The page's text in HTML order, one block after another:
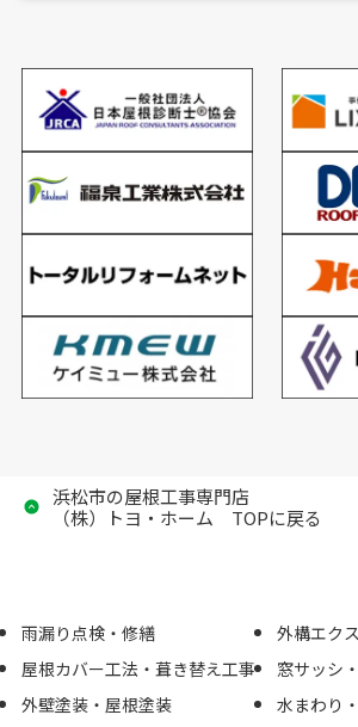
浜松市の屋根工事専門店
（株）トヨ・ホーム TOPに戻る
雨漏り点検・修繕
屋根カバー工法・葺き替え工事
外壁塗装・屋根塗装
外構エク
窓サッシ
水まわり